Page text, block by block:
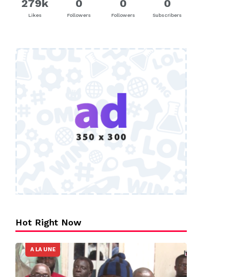
279k
Likes
0
Followers
0
Followers
0
Subscribers
Hot Right Now
A LA UNE